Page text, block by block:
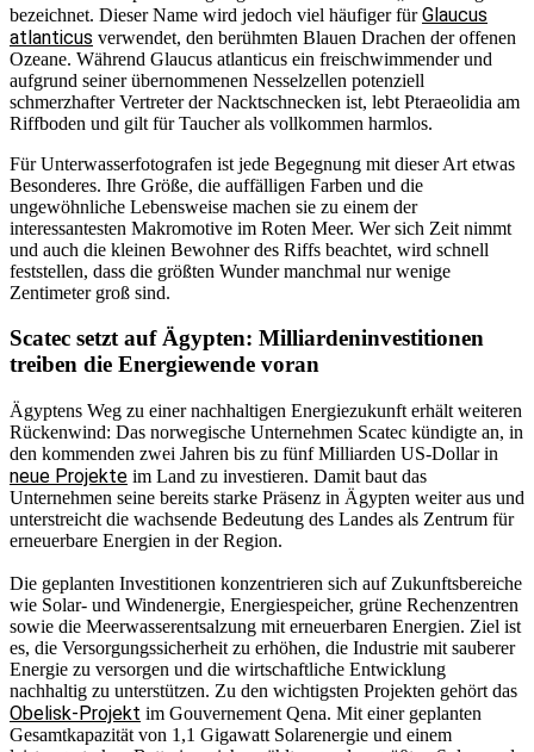
bezeichnet. Dieser Name wird jedoch viel häufiger fürGlaucus
atlanticus verwendet, den berühmten Blauen Drachen der offenen
Ozeane. Während Glaucus atlanticus ein freischwimmender und
aufgrund seiner übernommenen Nesselzellen potenziell
schmerzhafter Vertreter der Nacktschnecken ist, lebt Pteraeolidia am
Riffboden und gilt für Taucher als vollkommen harmlos.
Für Unterwasserfotografen ist jede Begegnung mit dieser Art etwas
Besonderes. Ihre Größe, die auffälligen Farben und die
ungewöhnliche Lebensweise machen sie zu einem der
interessantesten Makromotive im Roten Meer. Wer sich Zeit nimmt
und auch die kleinen Bewohner des Riffs beachtet, wird schnell
feststellen, dass die größten Wunder manchmal nur wenige
Zentimeter groß sind.
Scatec setzt auf Ägypten: Milliardeninvestitionen
treiben die Energiewende voran
Ägyptens Weg zu einer nachhaltigen Energiezukunft erhält weiteren
Rückenwind: Das norwegische Unternehmen Scatec kündigte an, in
den kommenden zwei Jahren bis zu fünf Milliarden US-Dollar in
neue Projekte im Land zu investieren. Damit baut das
Unternehmen seine bereits starke Präsenz in Ägypten weiter aus und
unterstreicht die wachsende Bedeutung des Landes als Zentrum für
erneuerbare Energien in der Region.
Die geplanten Investitionen konzentrieren sich auf Zukunftsbereiche
wie Solar- und Windenergie, Energiespeicher, grüne Rechenzentren
sowie die Meerwasserentsalzung mit erneuerbaren Energien. Ziel ist
es, die Versorgungssicherheit zu erhöhen, die Industrie mit sauberer
Energie zu versorgen und die wirtschaftliche Entwicklung
nachhaltig zu unterstützen. Zu den wichtigsten Projekten gehört das
Obelisk-Projekt im Gouvernement Qena. Mit einer geplanten
Gesamtkapazität von 1,1 Gigawatt Solarenergie und einem